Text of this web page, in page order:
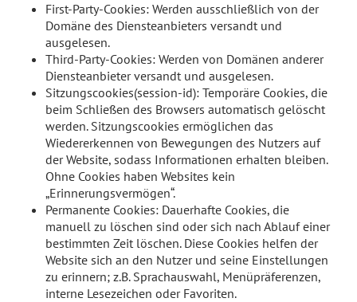
First-Party-Cookies: Werden ausschließlich von der
Domäne des Diensteanbieters versandt und
ausgelesen.
Third-Party-Cookies: Werden von Domänen anderer
Diensteanbieter versandt und ausgelesen.
Sitzungscookies(session-id): Temporäre Cookies, die
beim Schließen des Browsers automatisch gelöscht
werden. Sitzungscookies ermöglichen das
Wiedererkennen von Bewegungen des Nutzers auf
der Website, sodass Informationen erhalten bleiben.
Ohne Cookies haben Websites kein
„Erinnerungsvermögen“.
Permanente Cookies: Dauerhafte Cookies, die
manuell zu löschen sind oder sich nach Ablauf einer
bestimmten Zeit löschen. Diese Cookies helfen der
Website sich an den Nutzer und seine Einstellungen
zu erinnern; z.B. Sprachauswahl, Menüpräferenzen,
interne Lesezeichen oder Favoriten.